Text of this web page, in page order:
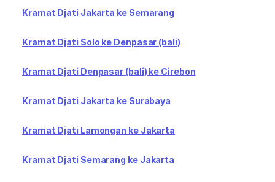
Kramat Djati Jakarta ke Semarang
Kramat Djati Solo ke Denpasar (bali)
Kramat Djati Denpasar (bali) ke Cirebon
Kramat Djati Jakarta ke Surabaya
Kramat Djati Lamongan ke Jakarta
Kramat Djati Semarang ke Jakarta